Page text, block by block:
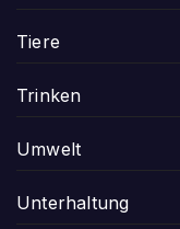
Tiere
Trinken
Umwelt
Unterhaltung